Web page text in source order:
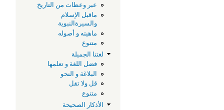
عبر وعظات من التاريخ
ماقبل الإسلام
والسيرةالنبوية
ماهيته و أصوله
متنوع
لغتنا الجميلة
فضل اللغة و تعلمها
البلاغة و النحو
قل ولا تقل
متنوع
الأذكار الصحيحة